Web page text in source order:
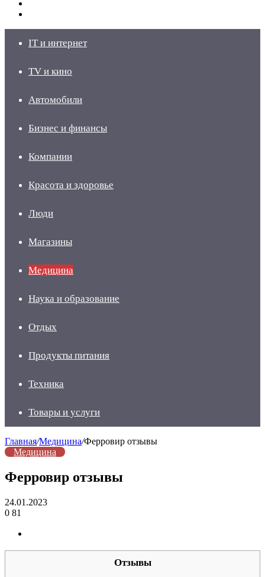
IT и интернет
TV и кино
Автомобили
Бизнес и финансы
Компании
Красота и здоровье
Люди
Магазины
Медицина
Наука и образование
Отдых
Продукты питания
Техника
Товары и услуги
Главная/Медицина/Ферровир отзывы
Медицина
Ферровир отзывы
24.01.2023
0 81
Отзывы